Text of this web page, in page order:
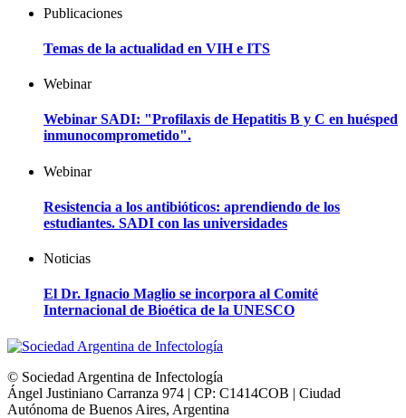
Publicaciones
Temas de la actualidad en VIH e ITS
Webinar
Webinar SADI: "Profilaxis de Hepatitis B y C en huésped
inmunocomprometido".
Webinar
Resistencia a los antibióticos: aprendiendo de los
estudiantes. SADI con las universidades
Noticias
El Dr. Ignacio Maglio se incorpora al Comité
Internacional de Bioética de la UNESCO
© Sociedad Argentina de Infectología
Ángel Justiniano Carranza 974 | CP: C1414COB | Ciudad
Autónoma de Buenos Aires, Argentina